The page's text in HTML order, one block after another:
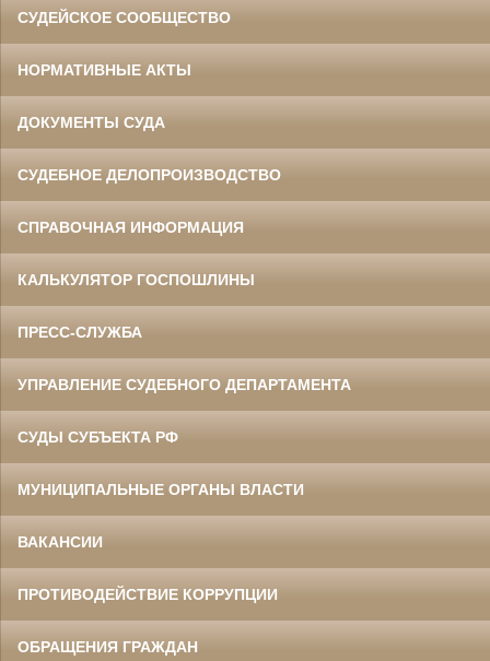
СУДЕЙСКОЕ СООБЩЕСТВО
НОРМАТИВНЫЕ АКТЫ
ДОКУМЕНТЫ СУДА
СУДЕБНОЕ ДЕЛОПРОИЗВОДСТВО
СПРАВОЧНАЯ ИНФОРМАЦИЯ
КАЛЬКУЛЯТОР ГОСПОШЛИНЫ
ПРЕСС-СЛУЖБА
УПРАВЛЕНИЕ СУДЕБНОГО ДЕПАРТАМЕНТА
СУДЫ СУБЪЕКТА РФ
МУНИЦИПАЛЬНЫЕ ОРГАНЫ ВЛАСТИ
ВАКАНСИИ
ПРОТИВОДЕЙСТВИЕ КОРРУПЦИИ
ОБРАЩЕНИЯ ГРАЖДАН